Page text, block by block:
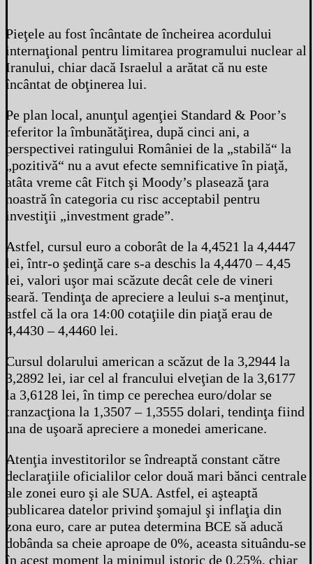
Pieţele au fost încântate de încheirea acordului
internaţional pentru limitarea programului nuclear al
Iranului, chiar dacă Israelul a arătat că nu este
încântat de obţinerea lui.
Pe plan local, anunţul agenţiei Standard & Poor’s
referitor la îmbunătăţirea, după cinci ani, a
perspectivei ratingului României de la „stabilă“ la
„pozitivă“ nu a avut efecte semnificative în piaţă,
atâta vreme cât Fitch şi Moody’s plasează ţara
noastră în categoria cu risc acceptabil pentru
investiţii „investment grade”.
Astfel, cursul euro a coborât de la 4,4521 la 4,4447
lei, într-o şedinţă care s-a deschis la 4,4470 – 4,45
lei, valori uşor mai scăzute decât cele de vineri
seară. Tendinţa de apreciere a leului s-a menţinut,
astfel că la ora 14:00 cotaţiile din piaţă erau de
4,4430 – 4,4460 lei.
Cursul dolarului american a scăzut de la 3,2944 la
3,2892 lei, iar cel al francului elveţian de la 3,6177
la 3,6128 lei, în timp ce perechea euro/dolar se
tranzacţiona la 1,3507 – 1,3555 dolari, tendinţa fiind
una de uşoară apreciere a monedei americane.
Atenţia investitorilor se îndreaptă constant către
declaraţiile oficialilor celor două mari bănci centrale
ale zonei euro şi ale SUA. Astfel, ei aşteaptă
publicarea datelor privind şomajul şi inflaţia din
zona euro, care ar putea determina BCE să aducă
dobânda sa cheie aproape de 0%, aceasta situându-se
în acest moment la minimul istoric de 0,25%, chiar